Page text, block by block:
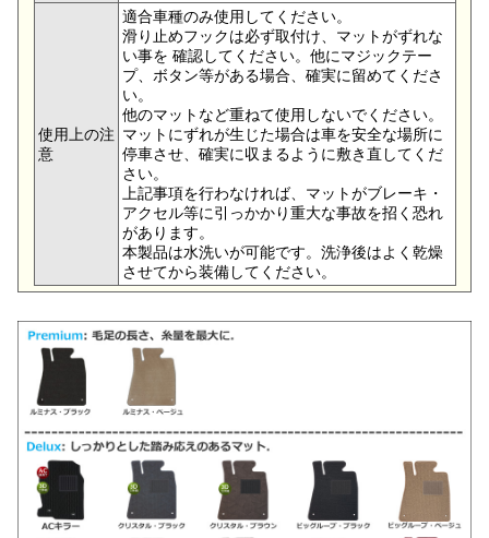
使用上の注
意
適合車種のみ使用してください。
滑り止めフックは必ず取付け、マットがずれな
い事を 確認してください。他にマジックテー
プ、ボタン等がある場合、確実に留めてくださ
い。
他のマットなど重ねて使用しないでください。
マットにずれが生じた場合は車を安全な場所に
停車させ、確実に収まるように敷き直してくだ
さい。
上記事項を行わなければ、マットがブレーキ・
アクセル等に引っかかり重大な事故を招く恐れ
があります。
本製品は水洗いが可能です。洗浄後はよく乾燥
させてから装備してください。